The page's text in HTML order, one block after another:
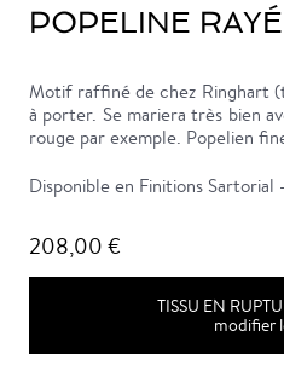
POPELINE
Motif raffiné de chez Ringhart
à porter. Se mariera très bien
rouge par exemple. Popelien
Disponible en Finitions Sartorial -
208,00 €
TISSU EN
modifier